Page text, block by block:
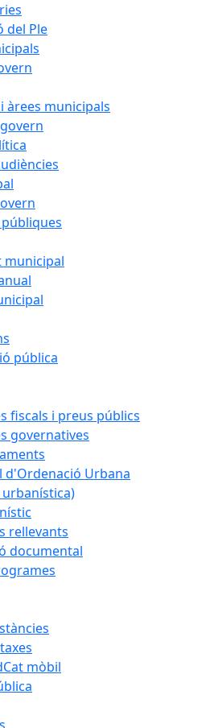
del Ple
àrees municipals
municipal
pública
fiscals i preus públics
governatives
d'Ordenació Urbana
rellevants
documental
mòbil